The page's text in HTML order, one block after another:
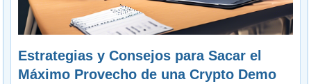
Estrategias y Consejos para Sacar el
Máximo Provecho de una Crypto Demo